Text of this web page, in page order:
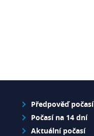
Předpověď počasí
Počasí na 14 dní
Aktuální počasí